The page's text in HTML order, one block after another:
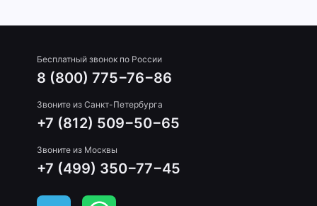
Бесплатный звонок по России
8 (800) 775−76−86
Звоните из Санкт-Петербурга
+7 (812) 509−50−65
Звоните из Москвы
+7 (499) 350−77−45